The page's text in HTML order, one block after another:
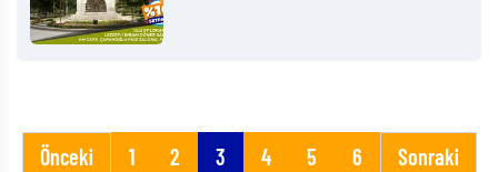
Önceki 1 2 3 4 5 6 Sonraki